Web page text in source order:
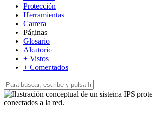
Protección
Herramientas
Carrera
Páginas
Glosario
Aleatorio
+ Vistos
+ Comentados